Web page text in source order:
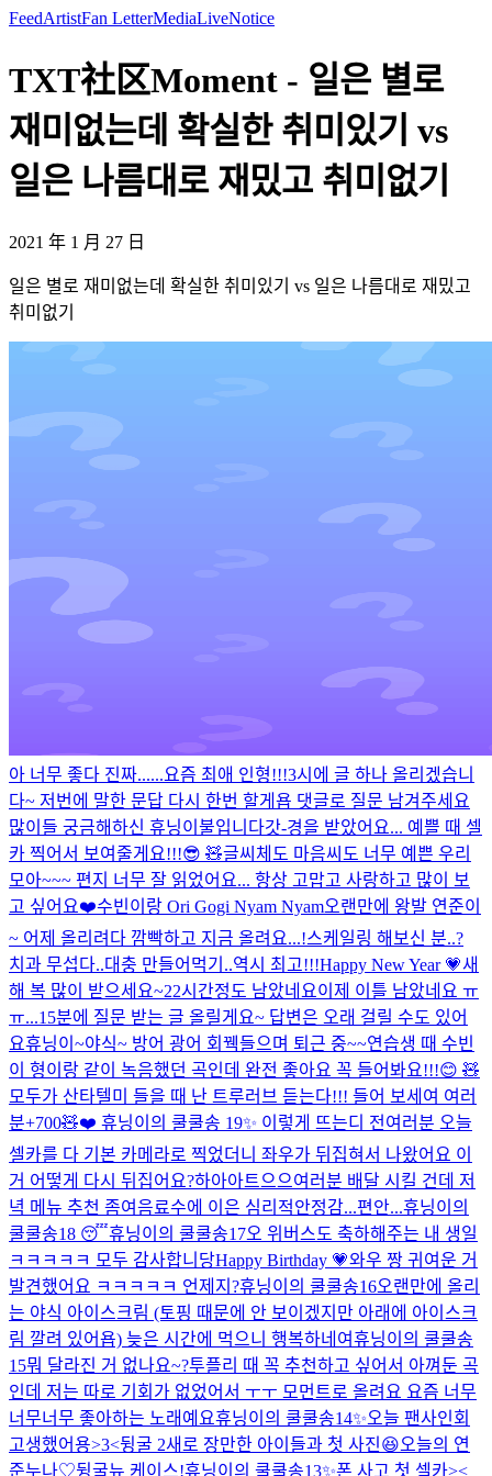
FeedArtistFan LetterMediaLiveNotice
TXT社区Moment - 일은 별로
재미없는데 확실한 취미있기 vs
일은 나름대로 재밌고 취미없기
2021 年 1 月 27 日
일은 별로 재미없는데 확실한 취미있기 vs 일은 나름대로 재밌고
취미없기
아 너무 좋다 진짜......요즘 최애 인형!!!3시에 글 하나 올리겠습니
다~ 저번에 말한 문답 다시 한번 할게욥 댓글로 질문 남겨주세요
많이들 궁금해하신 휴닝이불입니다갓-경을 받았어요... 예쁠 때 셀
카 찍어서 보여줄게요!!!😎 🧸글씨체도 마음씨도 너무 예쁜 우리
모아~~~ 편지 너무 잘 읽었어요... 항상 고맙고 사랑하고 많이 보
고 싶어요❤️수빈이랑 Ori Gogi Nyam Nyam오랜만에 왕발 연준이
~ 어제 올리려다 깜빡하고 지금 올려요...!스케일링 해보신 분..?
치과 무섭다..대충 만들어먹기..역시 최고!!!Happy New Year 💗새
해 복 많이 받으세요~22시간정도 남았네요이제 이틀 남았네요 ㅠ
ㅠ...15분에 질문 받는 글 올릴게요~ 답변은 오래 걸릴 수도 있어
요휴닝이~야식~ 방어 광어 회 꿱들으며 퇴근 중~~연습생 때 수빈
이 형이랑 같이 녹음했던 곡인데 완전 좋아요 꼭 들어봐요!!!😊 🧸
모두가 산타텔미 들을 때 난 트루러브 듣는다!!! 들어 보세여 여러
분+700🧸❤️ 휴닝이의 쿨쿨송 19✨ 이렇게 뜨는디 전여러분 오늘
셀카를 다 기본 카메라로 찍었더니 좌우가 뒤집혀서 나왔어요 이
거 어떻게 다시 뒤집어요?하아아트으으여러분 배달 시킬 건데 저
녁 메뉴 추천 좀여음료수에 이은 심리적안정감...편안...휴닝이의
쿨쿨송18 😴휴닝이의 쿨쿨송17오 위버스도 축하해주는 내 생일
ㅋㅋㅋㅋㅋ 모두 감사합니당Happy Birthday 💗와우 짱 귀여운 거
발견했어요 ㅋㅋㅋㅋㅋ 언제지?휴닝이의 쿨쿨송16오랜만에 올리
는 야식 아이스크림 (토핑 때문에 안 보이겠지만 아래에 아이스크
림 깔려 있어욥) 늦은 시간에 먹으니 행복하네여휴닝이의 쿨쿨송
15뭐 달라진 거 없나요~?투플리 때 꼭 추천하고 싶어서 아껴둔 곡
인데 저는 따로 기회가 없었어서 ㅜㅜ 모먼트로 올려요 요즘 너무
너무너무 좋아하는 노래예요휴닝이의 쿨쿨송14✨오늘 팬사인회
고생했어용>3<뒹굴 2새로 장만한 아이들과 첫 사진😆오늘의 연
준누나♡뒹굴뉴 케이스!휴닝이의 쿨쿨송13✨폰 사고 첫 셀카><